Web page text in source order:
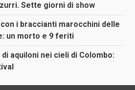
Sette giorni di show
i braccianti marocchini delle
un morto e 9 feriti
aquiloni nei cieli di Colombo: